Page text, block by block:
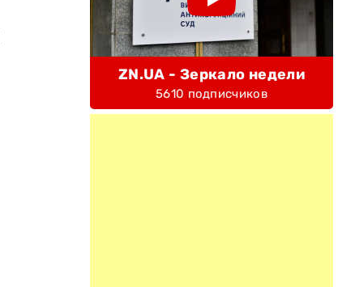
ZN.UA - Зеркало недели
5610 подписчиков